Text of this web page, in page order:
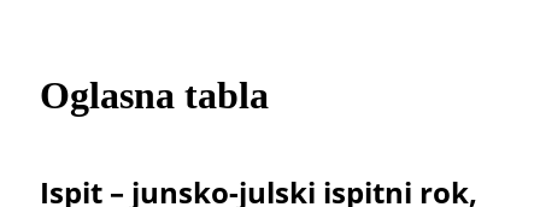
Oglasna tabla
Ispit – junsko-julski ispitni rok,